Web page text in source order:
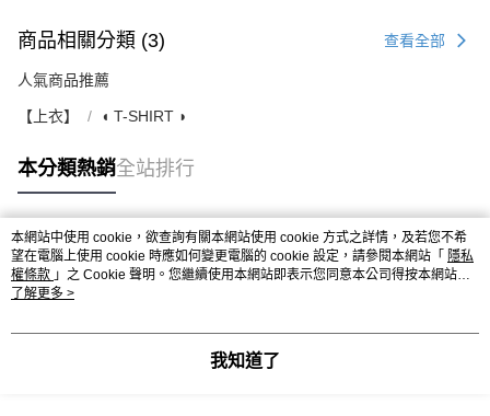
商品相關分類 (3) 查看全部
人氣商品推薦
【上衣】 ◖ T-SHIRT ◗
本分類熱銷全站排行
熱門標籤
本網站中使用 cookie，欲查詢有關本網站使用 cookie 方式之詳情，及若您不希
望在電腦上使用 cookie 時應如何變更電腦的 cookie 設定，請參閱本網站「 隱私
權條款 」之 Cookie 聲明。您繼續使用本網站即表示您同意本公司得按本網站使
用條款之 Cookie 聲明使用 cookie。
了解更多 >
我知道了